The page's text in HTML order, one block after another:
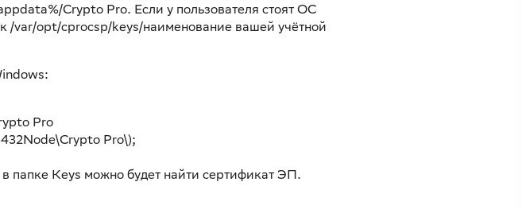
Crypto Prо. Если у пользователя стоят ОС
/var/opt/cprocsp/keys/наименование вашей учётной
Pro
Pro\);
папке Keys можно будет найти сертификат ЭП.